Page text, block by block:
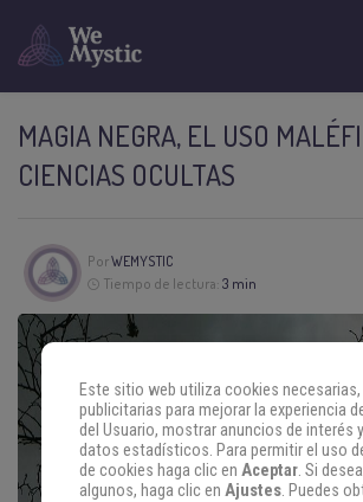
MAGIA NEGRA, EL USO
CIENCIAS OCULTAS
PorWEMYSTIC
Tiempo de lectura: 3 min
Este sitio web utiliza cookies
publicitarias para mejorar la experiencia
del Usuario, mostrar anuncios de interés
datos estadísticos. Para permitir el uso
de cookies haga clic en Aceptar. Si
algunos, haga clic en Ajustes. Puedes